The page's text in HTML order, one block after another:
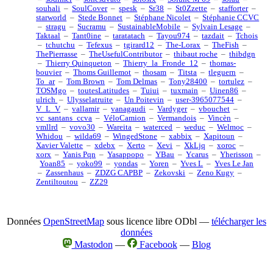
souhali –SoulCover–spesk –Sr38 –St0Zzette –stafforter–
starworld –Stede Bonnet –Stéphane Nicolet –Stéphanie CCVC
–stragu –Sucramu –SustainableMobile –Sylvain Lesage –
Taktaal –Tant0ine –taratatach –Tayou974 –tazdait –Tchois
–tchutchu –Tefexus –tgirard12 –The-Lorax –TheFish –
ThePierrasse –TheUsefulContributor–thibaut roche –thibdgn
–Thierry Quinqueton –Thierry_la_Fronde_12 –thomas-
bouvier–Thoms Guillemot –thosam –Titsta –tleguern –
To_ar–Tom Brown –Tom Delmas –Tony28400 –tortulez –
TOSMgo –toutesLatitudes –Tuiui –tuxmain –Uinen86 –
ulrich –Ulysselatruite –Un Poitevin –user-3965077544 –
V_L_V –vallamir–vanagaudi –Vardyger–vbouchet –
vc_santans_ccva –VéloCamion –Vermandois –Vincèn –
vmllrd –vovo30 –Wareita –waterced –weduc –Welmoc –
Whidou –wilda69 –WingedStone –xabbix –Xapitoun –
Xavier Valette –xdebx –Xerto –Xevi –XkLjq –xoroc –
xorx –Yanis Pqn –Yasappopo –YBau –Ycarus –Yherisson –
Yoan85 –yoko99 –yondas –Yoren –Yves L –Yves Le Jan
–Zassenhaus –ZDZG CAPBP –Zekovski –Zeno Kugy –
Zentiltoutou –ZZ29
Données OpenStreetMap sous licence libre ODbl — télécharger les
données
Mastodon — Facebook— Blog